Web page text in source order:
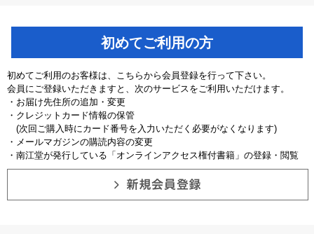
初めてご利用の方
初めてご利用のお客様は、こちらから会員登録を行って下さい。
会員にご登録いただきますと、次のサービスをご利用いただけます。
・お届け先住所の追加・変更
・クレジットカード情報の保管
(次回ご購入時にカード番号を入力いただく必要がなくなります)
・メールマガジンの購読内容の変更
・南江堂が発行している「オンラインアクセス権付書籍」の登録・閲覧